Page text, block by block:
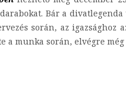
Bár a divatlegenda
során, az igazsághoz
a munka során, elvégre még